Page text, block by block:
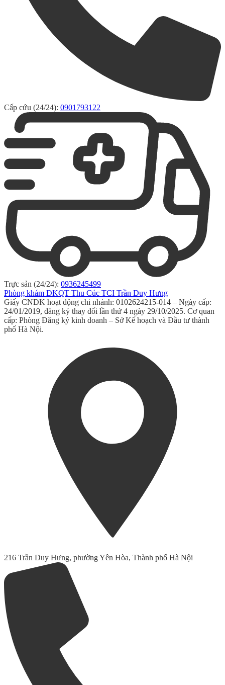
Cấp cứu (24/24): 0901793122
Trực sản (24/24): 0936245499
Phòng khám ĐKQT Thu Cúc TCI Trần Duy Hưng
Giấy CNĐK hoạt động chi nhánh: 0102624215-014 – Ngày cấp:
24/01/2019, đăng ký thay đổi lần thứ 4 ngày 29/10/2025. Cơ quan
cấp: Phòng Đăng ký kinh doanh – Sở Kế hoạch và Đầu tư thành
phố Hà Nội.
216 Trần Duy Hưng, phường Yên Hòa, Thành phố Hà Nội